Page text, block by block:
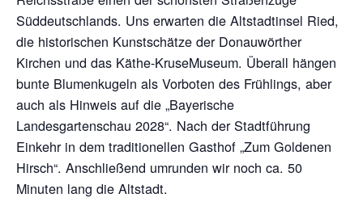
Süddeutschlands. Uns erwarten die Altstadtinsel Ried,
die historischen Kunstschätze der Donauwörther
Kirchen und das Käthe-KruseMuseum. Überall hängen
bunte Blumenkugeln als Vorboten des Frühlings, aber
auch als Hinweis auf die „Bayerische
Landesgartenschau 2028“. Nach der Stadtführung
Einkehr in dem traditionellen Gasthof „Zum Goldenen
Hirsch“. Anschließend umrunden wir noch ca. 50
Minuten lang die Altstadt.